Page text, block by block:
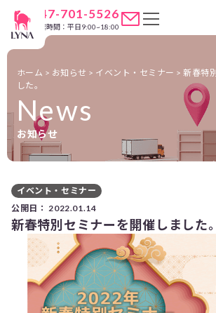
047-701-5526
営業時間：平日9:00~18:00
News
お知らせ
ホーム > お知らせ > イベント・セミナー >新春特
した。
イベント・セミナー
公開日： 2022.01.14
新春特別セミナーを開催しました。